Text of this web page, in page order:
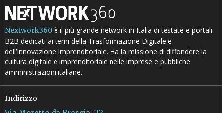
Nextwork360 è il più grande network in Italia di testate e portali
B2B dedicati ai temi della Trasformazione Digitale e
dell’Innovazione Imprenditoriale. Ha la missione di diffondere la
cultura digitale e imprenditoriale nelle imprese e pubbliche
amministrazioni italiane.
Indirizzo